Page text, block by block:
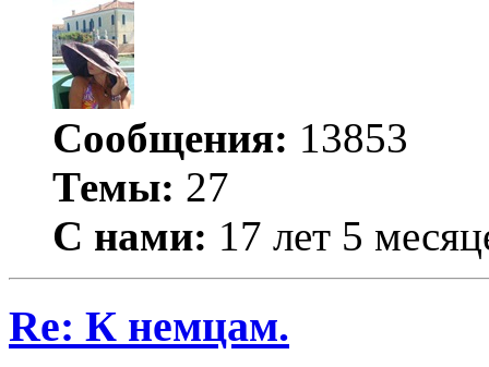
Сообщения: 13853
Темы: 27
С нами: 17 лет 5
Re: К немцам.